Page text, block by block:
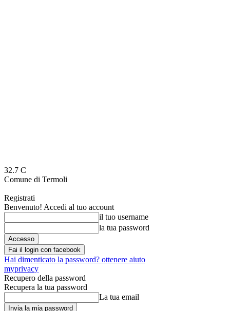
32.7 C
Comune di Termoli
Registrati
Benvenuto! Accedi al tuo account
il tuo username
la tua password
Fai il login con facebook
Hai dimenticato la password? ottenere aiuto
myprivacy
Recupero della password
Recupera la tua password
La tua email